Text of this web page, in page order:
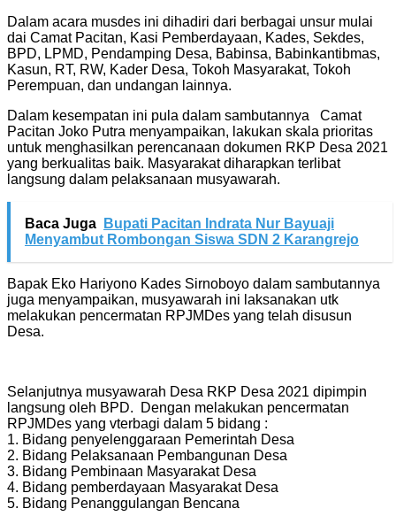
Dalam acara musdes ini dihadiri dari berbagai unsur mulai
dai Camat Pacitan, Kasi Pemberdayaan, Kades, Sekdes,
BPD, LPMD, Pendamping Desa, Babinsa, Babinkantibmas,
Kasun, RT, RW, Kader Desa, Tokoh Masyarakat, Tokoh
Perempuan, dan undangan lainnya.
Dalam kesempatan ini pula dalam sambutannya Camat
Pacitan Joko Putra menyampaikan, lakukan skala prioritas
untuk menghasilkan perencanaan dokumen RKP Desa 2021
yang berkualitas baik. Masyarakat diharapkan terlibat
langsung dalam pelaksanaan musyawarah.
Baca Juga
Bupati Pacitan Indrata Nur Bayuaji
Menyambut Rombongan Siswa SDN 2 Karangrejo
Bapak Eko Hariyono Kades Sirnoboyo dalam sambutannya
juga menyampaikan, musyawarah ini laksanakan utk
melakukan pencermatan RPJMDes yang telah disusun
Desa.
Selanjutnya musyawarah Desa RKP Desa 2021 dipimpin
langsung oleh BPD. Dengan melakukan pencermatan
RPJMDes yang vterbagi dalam 5 bidang :
1. Bidang penyelenggaraan Pemerintah Desa
2. Bidang Pelaksanaan Pembangunan Desa
3. Bidang Pembinaan Masyarakat Desa
4. Bidang pemberdayaan Masyarakat Desa
5. Bidang Penanggulangan Bencana